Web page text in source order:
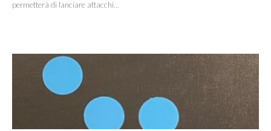
permetterà di lanciare attacchi...